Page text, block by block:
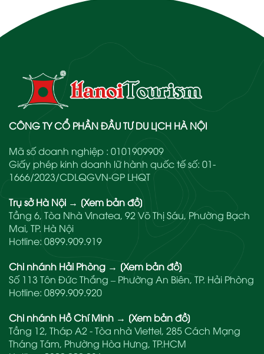
CÔNG TY CỔ PHẦN ĐẦU TƯ DU LỊCH HÀ NỘI
Mã số doanh nghiệp : 0101909909
Giấy phép kinh doanh lữ hành quốc tế số: 01-
1666/2023/CDLQGVN-GP LHQT
Trụ sở Hà Nội → [Xem bản đồ]
Tầng 6, Tòa Nhà Vinatea, 92 Võ Thị Sáu, Phường Bạch
Mai, TP. Hà Nội
Hotline: 0899.909.919
Chi nhánh Hải Phòng → [Xem bản đồ]
Số 113 Tôn Đức Thắng – Phường An Biên, TP. Hải Phòng
Hotline: 0899.909.920
Chi nhánh Hồ Chí Minh → [Xem bản đồ]
Tầng 12, Tháp A2 - Tòa nhà Viettel, 285 Cách Mạng
Tháng Tám, Phường Hòa Hưng, TP.HCM